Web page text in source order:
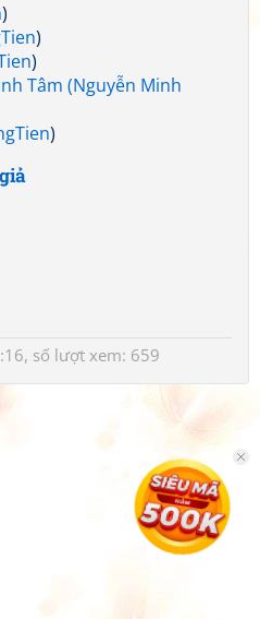
)
)
)
Tâm (Nguyễn Minh
)
số lượt xem: 659